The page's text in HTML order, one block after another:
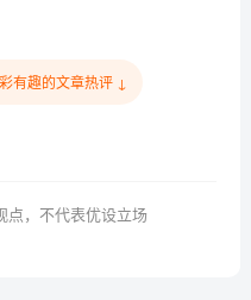
有趣的文章热评 ↓
点，不代表优设立场